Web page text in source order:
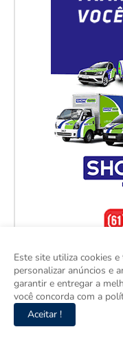
Este site utiliza cookies
personalizar anúncios e
garantir e entregar a
você concorda com a
Aceitar !